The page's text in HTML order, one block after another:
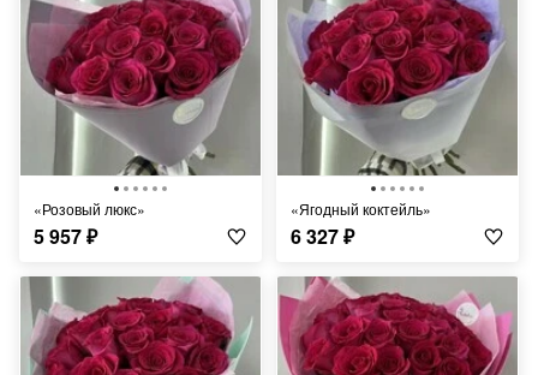
«Розовый люкс»
5 957₽
«Ягодный коктейль»
6 327₽